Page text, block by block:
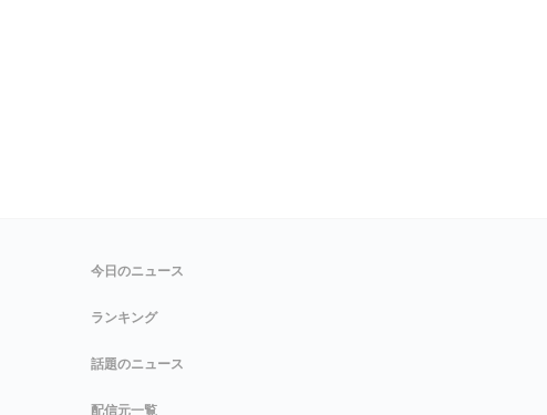
今日のニュース
ランキング
話題のニュース
配信元一覧